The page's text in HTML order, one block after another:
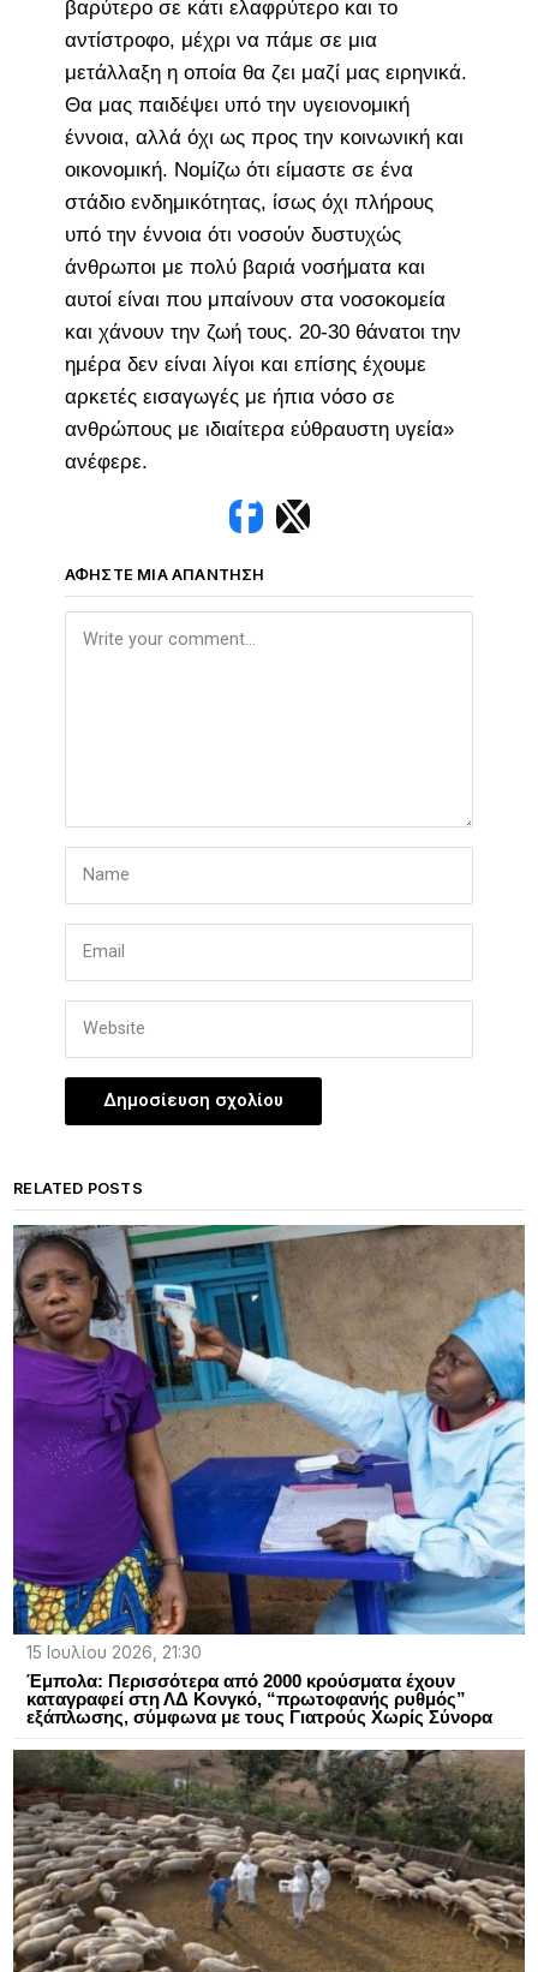
βαρύτερο σε κάτι ελαφρύτερο και το
αντίστροφο, μέχρι να πάμε σε μια
μετάλλαξη η οποία θα ζει μαζί μας ειρηνικά.
Θα μας παιδέψει υπό την υγειονομική
έννοια, αλλά όχι ως προς την κοινωνική και
οικονομική. Νομίζω ότι είμαστε σε ένα
στάδιο ενδημικότητας, ίσως όχι πλήρους
υπό την έννοια ότι νοσούν δυστυχώς
άνθρωποι με πολύ βαριά νοσήματα και
αυτοί είναι που μπαίνουν στα νοσοκομεία
και χάνουν την ζωή τους. 20-30 θάνατοι την
ημέρα δεν είναι λίγοι και επίσης έχουμε
αρκετές εισαγωγές με ήπια νόσο σε
ανθρώπους με ιδιαίτερα εύθραυστη υγεία»
ανέφερε.
ΑΦΉΣΤΕ ΜΙΑ ΑΠΆΝΤΗΣΗ
RELATED POSTS
15 Ιουλίου 2026, 21:30
Έμπολα: Περισσότερα από 2000 κρούσματα έχουν
καταγραφεί στη ΛΔ Κονγκό, “πρωτοφανής ρυθμός”
εξάπλωσης, σύμφωνα με τους Γιατρούς Χωρίς Σύνορα